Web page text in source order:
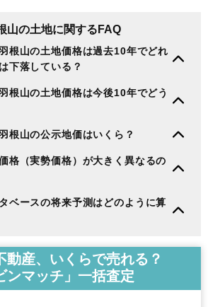
山の土地に関するFAQ
根山の土地価格は過去10年でどれ
下落している？
根山の土地価格は今後10年でどう
根山の公示地価はいくら？
格（実勢価格）が大きく異なるの
ベースの将来予測はどのように算
動産、いくらで売れる？
ンマッチ」一括査定